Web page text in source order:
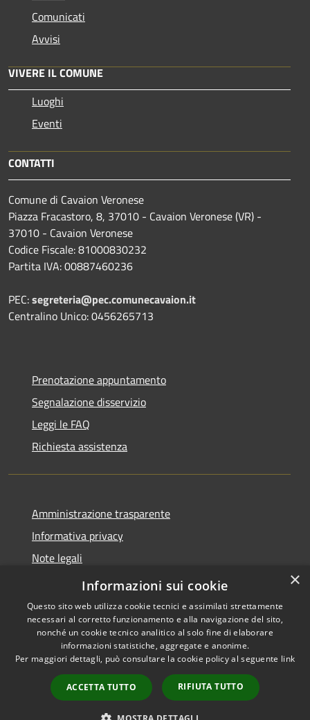
Comunicati
Avvisi
VIVERE IL COMUNE
Luoghi
Eventi
CONTATTI
Comune di Cavaion Veronese
Piazza Fracastoro, 8, 37010 - Cavaion Veronese (VR) -
37010 - Cavaion Veronese
Codice Fiscale: 81000830232
Partita IVA: 00887460236
PEC:segreteria@pec.comunecavaion.it
Centralino Unico: 0456265713
Prenotazione appuntamento
Segnalazione disservizio
Leggi le FAQ
Richiesta assistenza
Amministrazione trasparente
Informativa privacy
Note legali
Dichiarazione di accessibilità
Accessibilità
Copyright © 2026 • Comune di
Cavaion Veronese • Powered
byMunicipium
Accesso
redazione
×
Informazioni sui cookie
Questo sito web utilizza cookie tecnici e assimilati strettamente
necessari al corretto funzionamento e alla navigazione del sito,
nonché un cookie tecnico analitico al solo fine di elaborare
informazioni statistiche, aggregate e anonime.
Per maggiori dettagli, può consultare la cookie policy al seguente link
ACCETTA TUTTO RIFIUTA TUTTO